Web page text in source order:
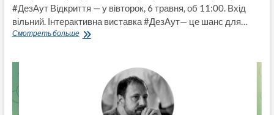
#ДезАут Відкриття — у вівторок, 6 травня, об 11:00. Вхід
вільний. Інтерактивна виставка #ДезАут— це шанс для…
Смотреть большеУ
маніпуляції